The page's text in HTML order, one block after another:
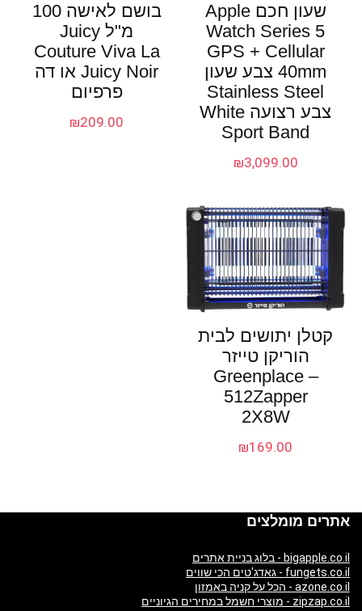
שעון חכם Apple
Watch Series 5
GPS + Cellular
40mm צבע שעון
Stainless Steel
צבע רצועה White
Sport Band
₪3,099.00
בושם לאישה 100
מ"ל Juicy
Couture Viva La
Juicy Noir או דה
פרפיום
₪209.00
קטלן יתושים לבית
הוריקן טייזר
Greenplace –
512Zapper
2X8W
₪169.00
אתרים מומלצים
bigapple.co.il - בלוג בניית אתרים
fungets.co.il - גאדג'טים הכי שווים
azone.co.il - הכל על קניה באמזון
zipzap.co.il - מוצרי חשמל במחירים הגיוניים